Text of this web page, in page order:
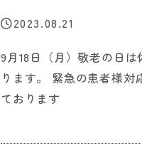
2023.08.21
9月18日（月）敬老の日
ります。 緊急の患者様対
ております